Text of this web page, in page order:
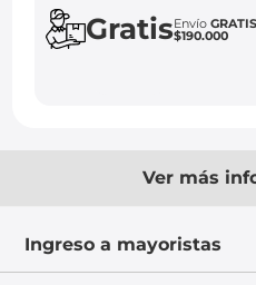
GratisEnvíoGRATIS
$190.000
Ver más
Ingreso a mayoristas